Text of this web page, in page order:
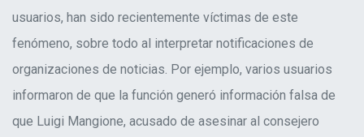
usuarios, han sido recientemente víctimas de este
fenómeno, sobre todo al interpretar notificaciones de
organizaciones de noticias. Por ejemplo, varios usuarios
informaron de que la función generó información falsa de
que Luigi Mangione, acusado de asesinar al consejero